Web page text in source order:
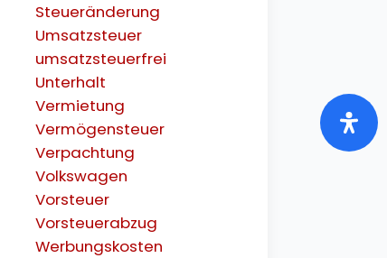
Steueränderung
Umsatzsteuer
umsatzsteuerfrei
Unterhalt
Vermietung
Vermögensteuer
Verpachtung
Volkswagen
Vorsteuer
Vorsteuerabzug
Werbungskosten